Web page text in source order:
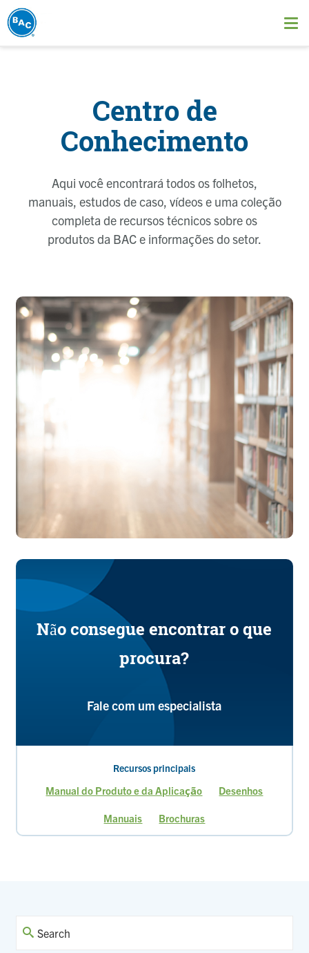
Pular
para
Centro de
Conhecimento
Aqui você encontrará todos os folhetos,
manuais, estudos de caso, vídeos e uma coleção
completa de recursos técnicos sobre os
produtos da BAC e informações do setor.
Não consegue encontrar o que
procura?
Fale com um especialista
Recursos principais
Manual do Produto e da Aplicação Desenhos
Manuais Brochuras